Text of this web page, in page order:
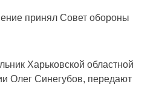
принял Совет обороны
Харьковской областной
Олег Синегубов, передают